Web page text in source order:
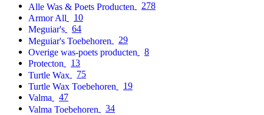
Alle Was & Poets Producten
278
Armor All
10
Meguiar's
64
Meguiar's Toebehoren
29
Overige was-poets producten
8
Protecton
13
Turtle Wax
75
Turtle Wax Toebehoren
19
Valma
47
Valma Toebehoren
34